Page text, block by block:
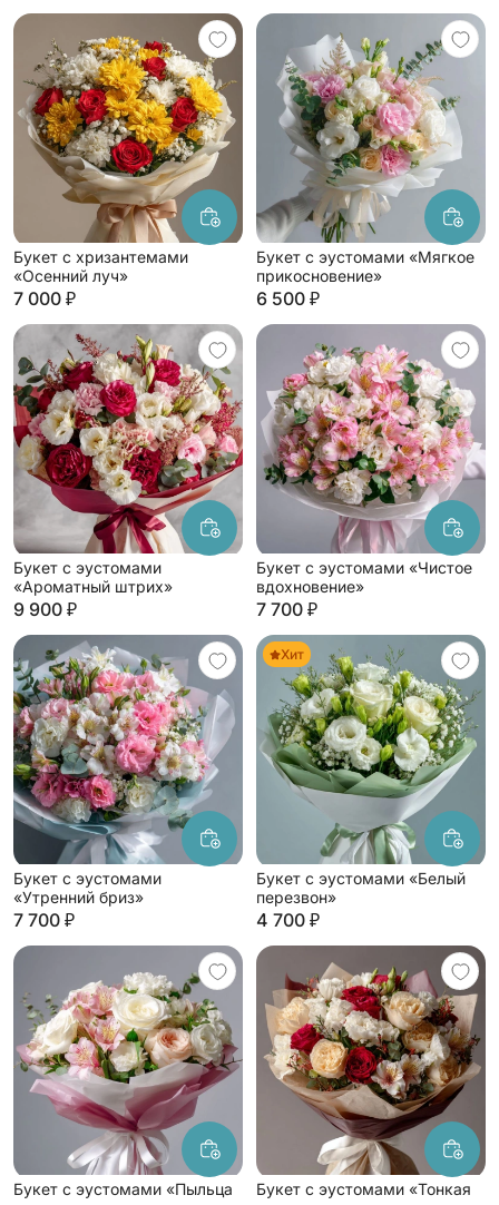
Букет с хризантемами
«Осенний луч»
7 000 ₽
Букет с эустомами «Мягкое
прикосновение»
6 500 ₽
Букет с эустомами
«Ароматный штрих»
9 900 ₽
Букет с эустомами «Чистое
вдохновение»
7 700 ₽
Букет с эустомами
«Утренний бриз»
7 700 ₽
Хит
Букет с эустомами «Белый
перезвон»
4 700 ₽
Букет с эустомами «Пыльца
Букет с эустомами «Тонкая